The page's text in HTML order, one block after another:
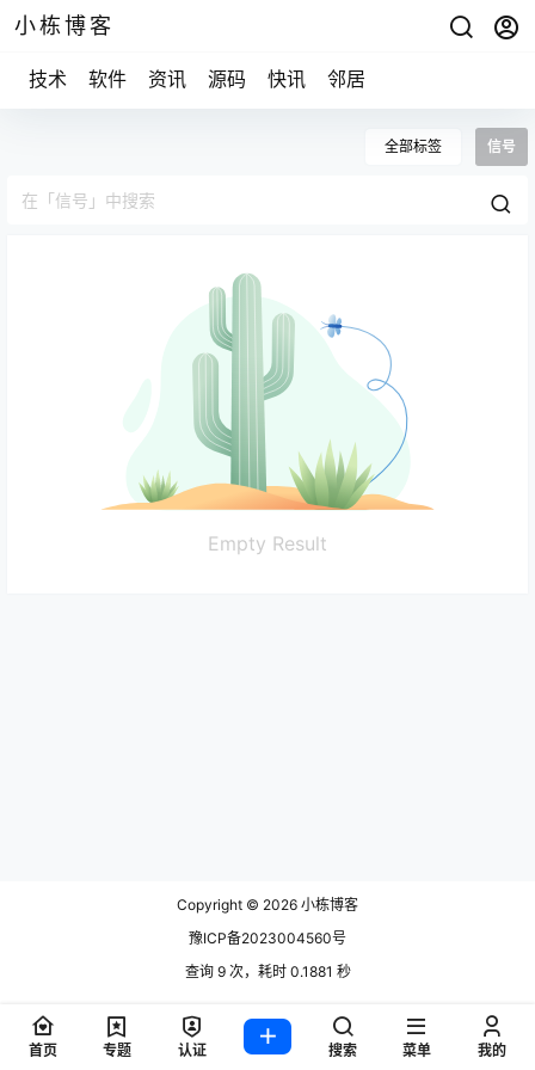
小栋博客
技术 软件 资讯 源码 快讯 邻居
全部标签 信号
Empty Result
Copyright © 2026 小栋博客
豫ICP备2023004560号
查询 9 次，耗时 0.1881 秒
首页 专题 认证 搜索 菜单 我的